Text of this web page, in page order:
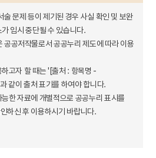
술 문제 등이 제기된 경우 사실 확인 및 보완
임시 중단될 수 있습니다.
공공저작물로서 공공누리 제도에 따라 이용
고자 할 때는 '[출처 : 항목명 -
같이 출처 표기를 하여야 합니다.
한 자료에 개별적으로 공공누리 표시를
하신 후 이용하시기 바랍니다.